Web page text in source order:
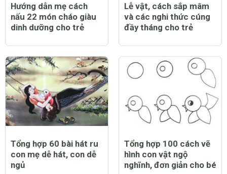
Hướng dẫn mẹ cách
nấu 22 món cháo giàu
dinh dưỡng cho trẻ
Lễ vật, cách sắp mâm
và các nghi thức cúng
đầy tháng cho trẻ
Tổng hợp 60 bài hát ru
con mẹ dễ hát, con dễ
ngủ
Tổng hợp 100 cách vẽ
hình con vật ngộ
nghĩnh, đơn giản cho bé